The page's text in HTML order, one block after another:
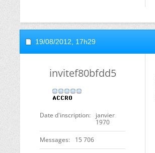
19/08/2012, 17h29
invitef80bfdd5
Date d'inscription
janvier
1970
Messages 15 706